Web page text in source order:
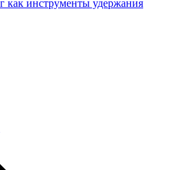
как инструменты удержания